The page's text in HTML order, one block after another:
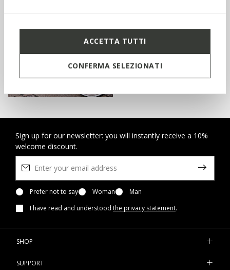
ACCETTA TUTTI
CONFERMA SELEZIONATI
SHOP KIDS
news: sign up for our
Sign up for our newsletter: you will instantly receive a 10%
welcome discount.
Prefer not to say Woman
Man
I have read and understood the privacy statement.
SHOP
SUPPORT